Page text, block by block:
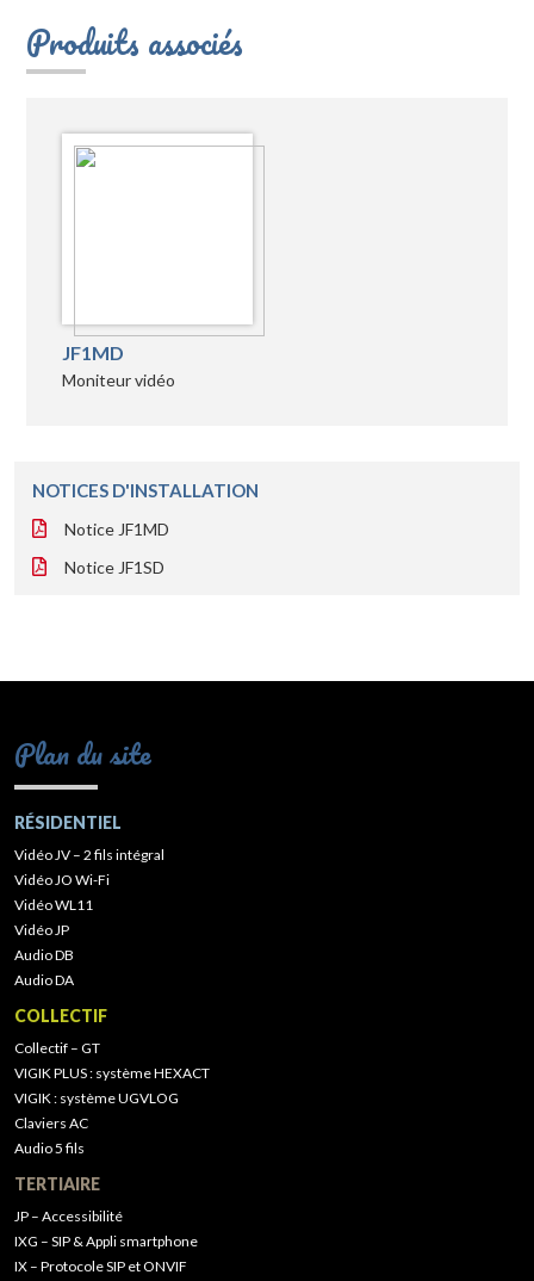
Produits associés
JF1MD
Moniteur vidéo
NOTICES D'INSTALLATION
Notice JF1MD
Notice JF1SD
Plan du site
RÉSIDENTIEL
Vidéo JV – 2 fils intégral
Vidéo JO Wi-Fi
Vidéo WL11
Vidéo JP
Audio DB
Audio DA
COLLECTIF
Collectif – GT
VIGIK PLUS : système HEXACT
VIGIK : système UGVLOG
Claviers AC
Audio 5 fils
TERTIAIRE
JP – Accessibilité
IXG – SIP & Appli smartphone
IX – Protocole SIP et ONVIF